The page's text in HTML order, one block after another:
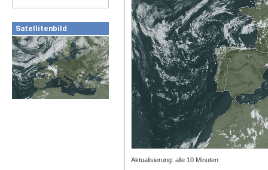
Satellitenbild
Aktualisierung: alle 10 Minuten.